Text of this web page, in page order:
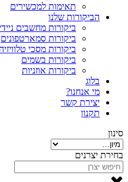
תאימות למכשירים
הביקורות שלנו
ביקורות מחשבים
ביקורות סמארטפונים
ביקורות מסכי
ביקורות בשמים
ביקורות אוזניות
בלוג
מי אנחנו?
יצירת קשר
תקנון
סינון
בחירת יצרנים